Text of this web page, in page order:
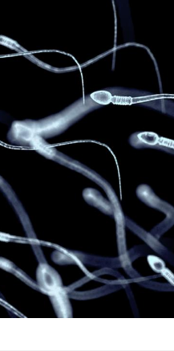
Syndrome
quels sont les
exercices
Comment éviter
pendant les
Hantavirus : un
détecté chez un
en France